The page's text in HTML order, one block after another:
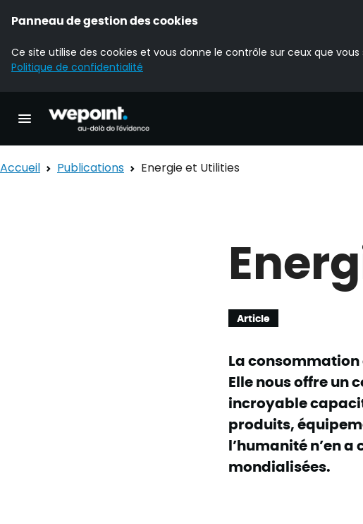
Panneau de gestion des cookies
Ce site utilise des cookies et vous donne le contrôle sur ceux que
Politique de confidentialité
Ouvrir la navigation principale
Accueil Publications Energie et Utilities
Article
La consommation
Elle nous offre un
incroyable
produits,
l’humanité n’en
mondialisées.